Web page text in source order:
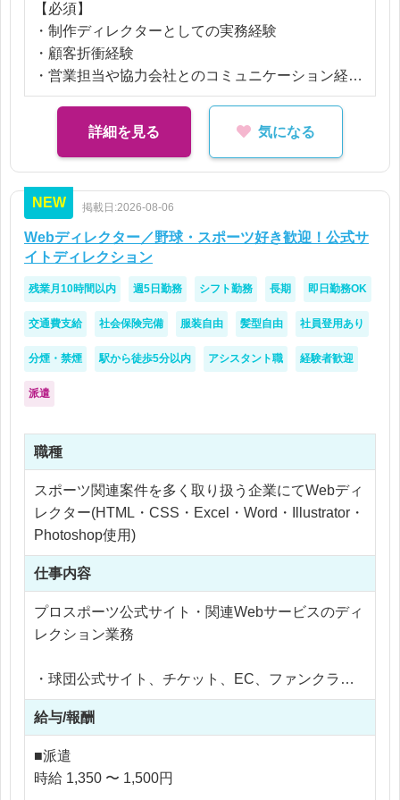
紙媒体案件が中心ですが、今後はWeb関連案件の相
談が発生する可能性もあります。
Illustrator・Photoshop・InDesignについては実制作
せん。
実際に手を動かすよりも、円滑なディレクションや
調整業務がメインとなるポジションです。
【必須】
・制作ディレクターとしての実務経験
・顧客折衝経験
・営業担当や協力会社とのコミュニケーション経験
・Word、Excelなどの基本的なPCスキル
【歓迎】
・グラフィックデザインの実務経験
・紙媒体制作の経験
・カタログ、チラシ、DMなどの制作経験
・AIツールを活用した業務効率化の経験や興味関心
をお持ちの方
【人物像】
・年齢よりもキャリアや実績を重視される環境で活
躍したい方
・複数案件を並行して管理できる方
・社内外の関係者を巻き込みながら案件を推進でき
・新しいツールやAI活用に前向きな方
詳細を見る 気になる
NEW 掲載日:2026-08-06
Webディレクター／野球・スポーツ好き歓迎！公式サ
イトディレクション
残業月10時間以内 週5日勤務 シフト勤務 長期 即日勤務OK
交通費支給 社会保険完備 服装自由 髪型自由 社員登用あり
分煙・禁煙 駅から徒歩5分以内 アシスタント職 経験者歓迎
派遣
職種
スポーツ関連案件を多く取り扱う企業にてWebディ
レクター(HTML・CSS・Excel・Word・Illustrator・
Photoshop使用)
仕事内容
プロスポーツ公式サイト・関連Webサービスのディ
レクション業務
・球団公式サイト、チケット、EC、ファンクラブ
関連の企画・改善提案
・クライアントとの打ち合わせ、要件整理・折衝
・デザイナー、エンジニアと連携した進行管理
・仕様整理、スケジュール・品質管理
給与/報酬
■派遣
時給 1,350 〜 1,500円